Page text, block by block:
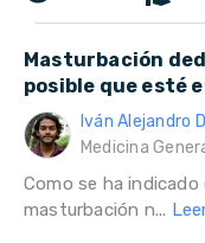
Masturbación
posible que esté
Iván Alejandro
Medicina
Como se ha
masturbación n...